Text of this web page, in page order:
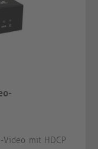
mit HDCP